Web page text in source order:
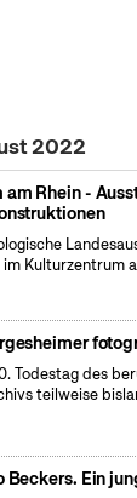
2022
am Rhein -
im Kulturzentrum
Todestag des
teilweise
Beckers. Ein